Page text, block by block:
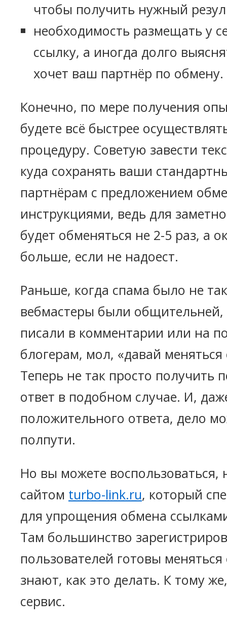
чтобы получить нужный
необходимость размещать у
ссылку, а иногда долго
хочет ваш партнёр по обмену.
Конечно, по мере получения
будете всё быстрее
процедуру. Советую завести
куда сохранять ваши
партнёрам с предложением
инструкциями, ведь для
будет обменяться не 2-5 раз, а
больше, если не надоест.
Раньше, когда спама было не
вебмастеры были общительней,
писали в комментарии или на
блогерам, мол, «давай
Теперь не так просто получить
ответ в подобном случае. И,
положительного ответа, дело
полпути.
Но вы можете воспользоваться,
сайтом turbo-link.ru, который
для упрощения обмена
Там большинство
пользователей готовы
знают, как это делать. К тому
сервис.